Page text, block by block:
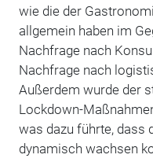
wie die der
allgemein haben im
Nachfrage nach
Nachfrage nach
Außerdem wurde der
Lockdown-
was dazu führte, dass
dynamisch wachsen